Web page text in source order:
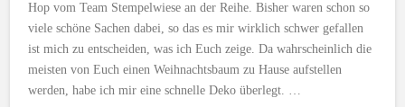
Hop vom Team Stempelwiese an der Reihe. Bisher waren schon so
viele schöne Sachen dabei, so das es mir wirklich schwer gefallen
ist mich zu entscheiden, was ich Euch zeige. Da wahrscheinlich die
meisten von Euch einen Weihnachtsbaum zu Hause aufstellen
werden, habe ich mir eine schnelle Deko überlegt. …